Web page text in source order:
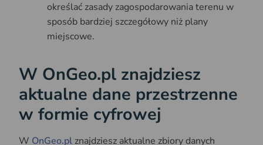
określać zasady zagospodarowania terenu w
sposób bardziej szczegółowy niż plany
miejscowe.
W OnGeo.pl znajdziesz
aktualne dane przestrzenne
w formie cyfrowej
W OnGeo.pl znajdziesz aktualne zbiory danych